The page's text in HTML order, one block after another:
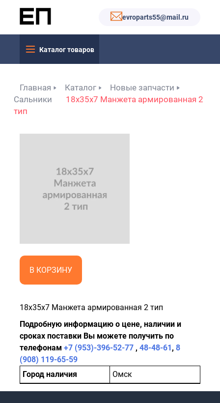
evroparts55@mail.ru
Каталог товаров
Главная Каталог
Новые запчасти
Сальники
18x35x7 Манжета армированная 2
тип
В КОРЗИНУ
18x35x7 Манжета армированная 2 тип
Подробную информацию о цене, наличии и
сроках поставки Вы можете получить по
телефонам +7 (953)-396-52-77 , 48-48-61, 8
(908) 119-65-59
Город наличия
Омск